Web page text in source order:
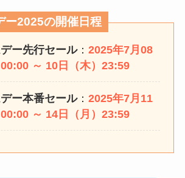
ー2025の開催日程
ー先行セール： 2025年7月08
～ 10日（木）23:59
ー本番セール： 2025年7月11
～ 14日（月）23:59